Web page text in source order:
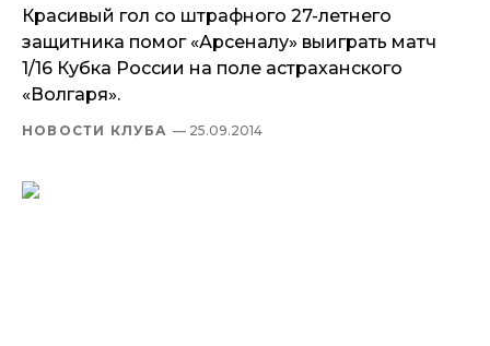
Красивый гол со штрафного 27-летнего
защитника помог «Арсеналу» выиграть матч
1/16 Кубка России на поле астраханского
«Волгаря».
НОВОСТИ КЛУБА — 25.09.2014